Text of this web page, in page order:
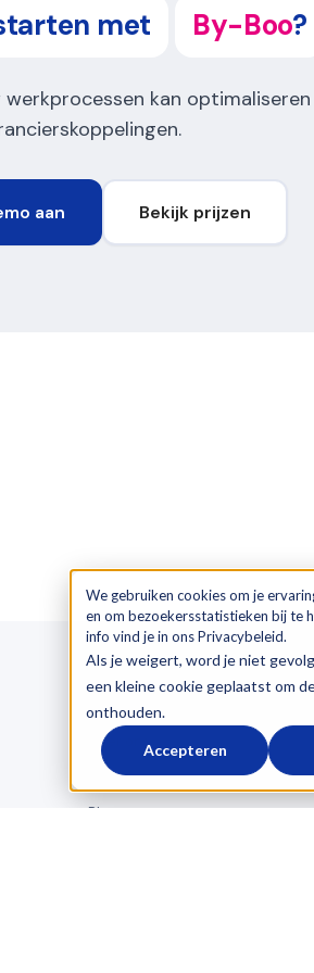
We gebruiken cookies om je
en om bezoekersstatistieken bij te
info vind je in ons Privacybeleid.
Als je weigert, word je niet
een kleine cookie geplaatst om
onthouden.
Accepteren
met By-Boo?
kan
aan Bekijk prijzen
OVER LOGICTRADE
Over ons
Referenties
Blog